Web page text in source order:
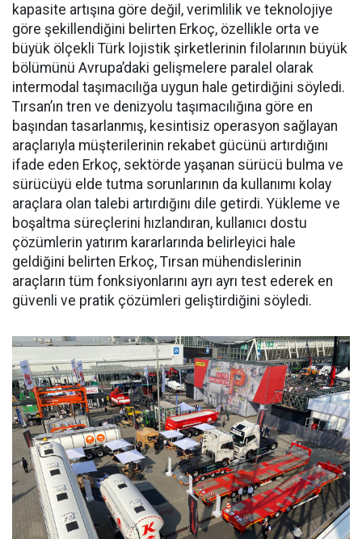
kapasi­te artışına göre değil, verimlilik ve teknolojiye
göre şekillendiği­ni belirten Erkoç, özellikle orta ve
büyük ölçekli Türk lojistik şirket­lerinin filolarının büyük
bölümü­nü Avrupa’daki gelişmelere para­lel olarak
intermodal taşımacılı­ğa uygun hale getirdiğini söyledi.
Tırsan’ın tren ve denizyolu taşı­macılığına göre en
başından ta­sarlanmış, kesintisiz operasyon sağlayan
araçlarıyla müşterile­rinin rekabet gücünü artırdığını
ifade eden Erkoç, sektörde yaşa­nan sürücü bulma ve
sürücüyü el­de tutma sorunlarının da kullanı­mı kolay
araçlara olan talebi ar­tırdığını dile getirdi. Yükleme ve
boşaltma süreçlerini hızlandıran, kullanıcı dostu
çözümlerin yatı­rım kararlarında belirleyici hale
geldiğini belirten Erkoç, Tırsan mühendislerinin
araçların tüm fonksiyonlarını ayrı ayrı test ede­rek en
güvenli ve pratik çözümleri geliştirdiğini söyledi.